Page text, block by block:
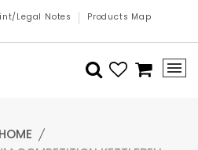
Legal Notes Products Map
HOME